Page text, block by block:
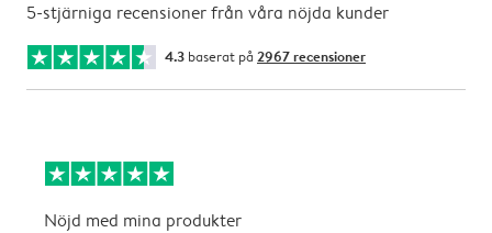
5-stjärniga recensioner från våra nöjda kunder
4.3 baserat på 2967 recensioner
Nöjd med mina produkter